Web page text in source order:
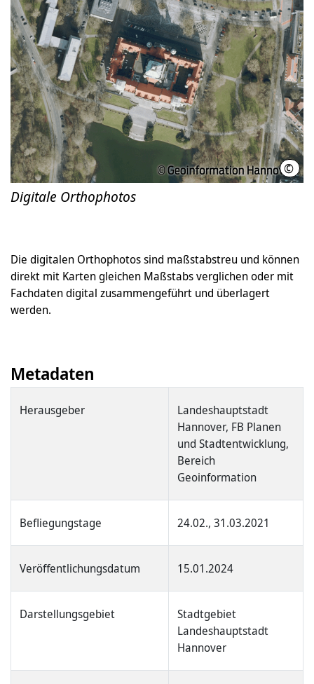
©
Digitale Orthophotos
Die digitalen Orthophotos sind maßstabstreu und können
direkt mit Karten gleichen Maßstabs verglichen oder mit
Fachdaten digital zusammengeführt und überlagert
werden.
Metadaten
Herausgeber
Landeshauptstadt
Hannover, FB Planen
und Stadtentwicklung,
Bereich
Geoinformation
Befliegungstage 24.02., 31.03.2021
Veröffentlichungsdatum 15.01.2024
Darstellungsgebiet
Stadtgebiet
Landeshauptstadt
Hannover